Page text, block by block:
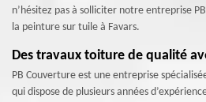
n’hésitez pas à solliciter notre entreprise
la peinture sur tuile à Favars.
Des travaux toiture de qualité
PB Couverture est une entreprise
qui dispose de plusieurs années